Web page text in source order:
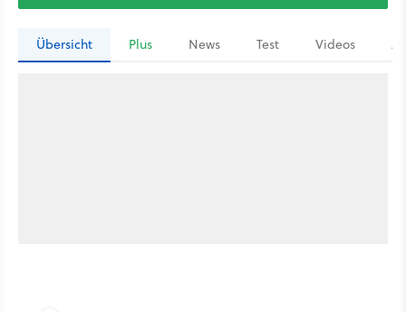
Übersicht Plus News Test Videos